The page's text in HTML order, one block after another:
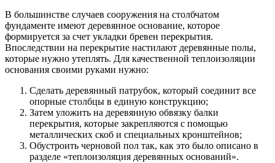
В большинстве случаев сооружения на столбчатом
фундаменте имеют деревянное основание, которое
формируется за счет укладки бревен перекрытия.
Впоследствии на перекрытие настилают деревянные полы,
которые нужно утеплять. Для качественной теплоизоляции
основания своими руками нужно:
Сделать деревянный патрубок, который соединит все
опорные столбцы в единую конструкцию;
Затем уложить на деревянную обвязку балки
перекрытия, которые закрепляются с помощью
металлических скоб и специальных кронштейнов;
Обустроить черновой пол так, как это было описано в
разделе «теплоизоляция деревянных оснований».